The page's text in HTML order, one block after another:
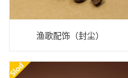
渔歌配饰（封尘）